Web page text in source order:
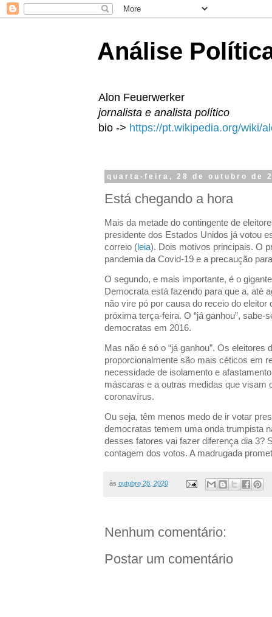
Análise
Alon Feuerwerker
jornalista e analista político
bio -> https://pt.wikipedia.org/wiki/
quarta-feira, 28 de outubro de
Está chegando a hora
Mais da metade do contingente de
presidente dos Estados Unidos já votou
correio (leia). Dois motivos principais. O
pandemia da Covid-19 e a precaução
O segundo, e mais importante, é o
Democrata está fazendo para que a, até
não vire pó por causa do receio do eleitor
próxima terça-feira. O “já ganhou”, sabe-
democratas em 2016.
Mas não é só o “já ganhou”. Os eleitores
proporcionalmente são mais céticos em
necessidade de isolamento e
máscaras e a outras medidas que visam
coronavírus.
Ou seja, têm menos medo de ir votar
democratas temem uma onda trumpista
desses fatores vai fazer diferença dia 3?
contagem dos votos. A madrugada
às outubro 28, 2020
Nenhum comentário:
Postar um comentário